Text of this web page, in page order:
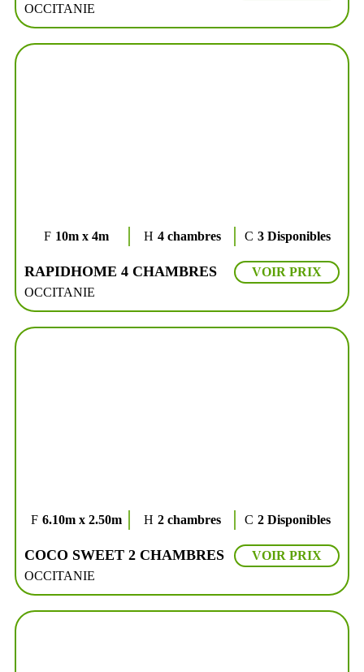
OCCITANIE
10m x 4m 4 chambres 3 Disponibles
RAPIDHOME 4 CHAMBRES
OCCITANIE
VOIR PRIX
6.10m x 2.50m 2 chambres 2 Disponibles
COCO SWEET 2 CHAMBRES
OCCITANIE
VOIR PRIX